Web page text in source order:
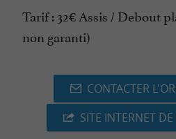
Tarif : 32€ Assis / Debout
non garanti)
CONTACTER
SITE INTERNET